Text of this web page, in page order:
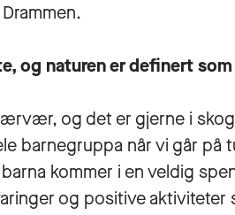
og naturen er definert
og det er gjerne i
barnegruppa når vi går på
kommer i en veldig
og positive aktiviteter